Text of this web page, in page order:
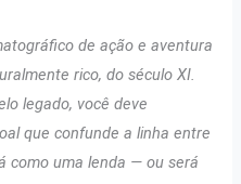
de ação e aventura
rico, do século XI.
legado, você deve
que confunde a linha entre
como uma lenda — ou será